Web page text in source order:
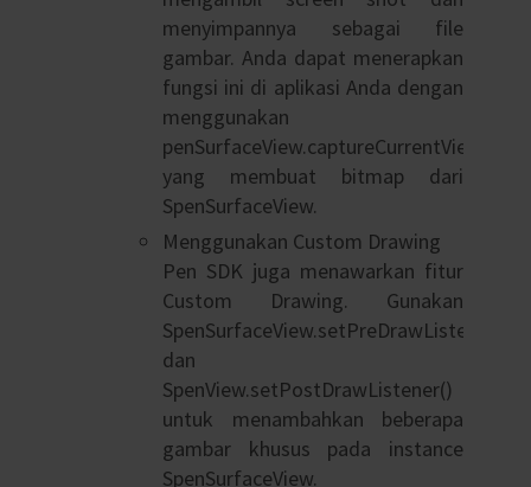
menyimpannya sebagai file
gambar. Anda dapat menerapkan
fungsi ini di aplikasi Anda dengan
menggunakan
penSurfaceView.captureCurrentView(),
yang membuat bitmap dari
SpenSurfaceView.
Menggunakan Custom Drawing
Pen SDK juga menawarkan fitur
Custom Drawing. Gunakan
SpenSurfaceView.setPreDrawListener()
dan
SpenView.setPostDrawListener()
untuk menambahkan beberapa
gambar khusus pada instance
SpenSurfaceView.